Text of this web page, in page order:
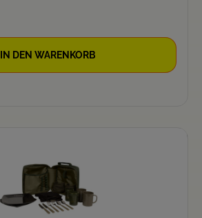
IN DEN WARENKORB